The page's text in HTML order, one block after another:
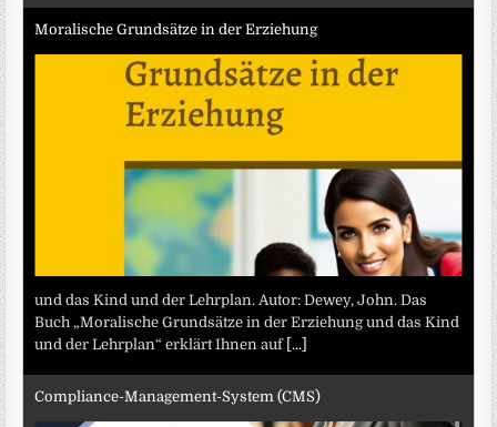
Moralische Grundsätze in der Erziehung
und das Kind und der Lehrplan. Autor: Dewey, John. Das
Buch „Moralische Grundsätze in der Erziehung und das Kind
und der Lehrplan“ erklärt Ihnen auf [...]
Compliance-Management-System (CMS)